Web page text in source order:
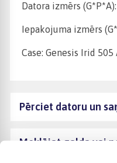
Datora izmērs
Iepakojuma izmērs
Case: Genesis Irid 505
Pērciet datoru un
Meklējat galda vai